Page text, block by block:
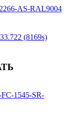
AS-RAL9004
(8169s)
1545-SR-